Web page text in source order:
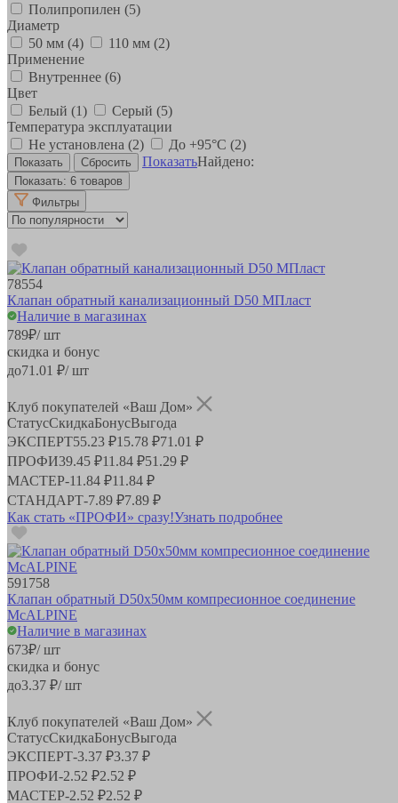
Полипропилен (5)
Диаметр
50 мм (4) 110 мм (2)
Применение
Внутреннее (6)
Цвет
Белый (1) Серый (5)
Температура эксплуатации
Не установлена (2) До +95°С (2)
ПоказатьНайдено:
Показать: 6 товаров
Фильтры
78554
Клапан обратный канализационный D50 МПласт
Наличие в магазинах
789₽/ шт
скидка и бонус
до71.01 ₽/ шт
Клуб покупателей «Ваш Дом»
СтатусСкидкаБонусВыгода
ЭКСПЕРТ55.23 ₽15.78 ₽71.01 ₽
ПРОФИ39.45 ₽11.84 ₽51.29 ₽
МАСТЕР-11.84 ₽11.84 ₽
СТАНДАРТ-7.89 ₽7.89 ₽
Как стать «ПРОФИ» сразу!Узнать подробнее
591758
Клапан обратный D50х50мм компресионное соединение
McALPINE
Наличие в магазинах
673₽/ шт
скидка и бонус
до3.37 ₽/ шт
Клуб покупателей «Ваш Дом»
СтатусСкидкаБонусВыгода
ЭКСПЕРТ-3.37 ₽3.37 ₽
ПРОФИ-2.52 ₽2.52 ₽
МАСТЕР-2.52 ₽2.52 ₽